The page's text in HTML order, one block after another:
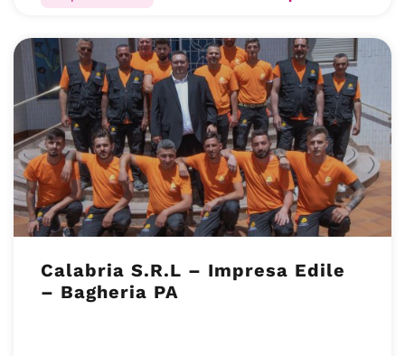
Calabria S.R.L – Impresa Edile
– Bagheria PA